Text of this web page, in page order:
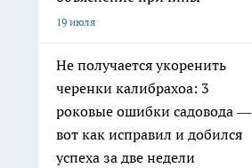
19 июля
Не получается укоренить
черенки калибрахоа: 3
роковые ошибки садовода —
вот как исправил и добился
успеха за две недели